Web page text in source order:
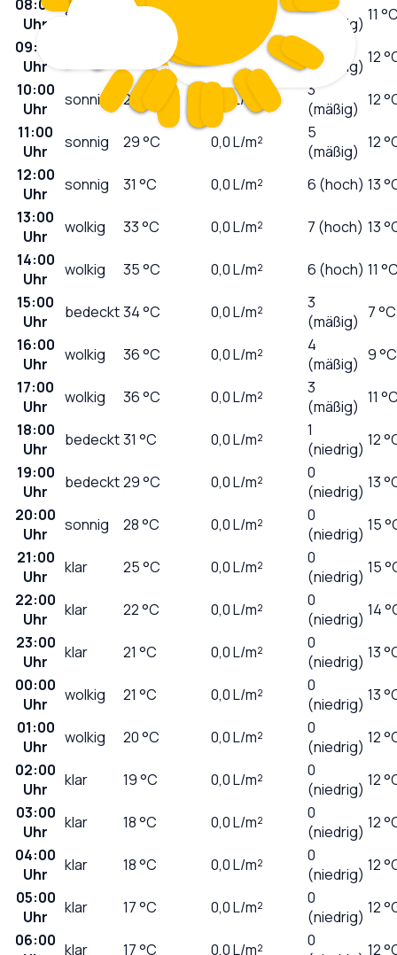
08:00
Uhr
sonnig °C
(niedrig) 11
09:00
Uhr
L/m²
2
(niedrig) 12
10:00
Uhr
sonnig 27 L/m²
3
(mäßig) 12
11:00
Uhr
sonnig 29°C 0,0L/m²
5
(mäßig) 12
12:00
Uhr
sonnig 31 °C 0,0L/m² 6 (hoch) 13
13:00
Uhr
wolkig 33°C 0,0L/m² 7 (hoch) 13
14:00
Uhr
wolkig 35°C 0,0L/m² 6 (hoch) 11
15:00
Uhr
bedeckt34°C 0,0L/m²
3
(mäßig) 7 °C
16:00
Uhr
wolkig 36°C 0,0L/m²
4
(mäßig) 9 °C
17:00
Uhr
wolkig 36°C 0,0L/m²
3
(mäßig) 11
18:00
Uhr
bedeckt31 °C 0,0L/m²
1
(niedrig) 12
19:00
Uhr
bedeckt29°C 0,0L/m²
0
(niedrig) 13
20:00
Uhr
sonnig 28°C 0,0L/m²
0
(niedrig) 15
21:00
Uhr
klar 25°C 0,0L/m²
0
(niedrig) 15
22:00
Uhr
klar 22°C 0,0L/m²
0
(niedrig) 14
23:00
Uhr
klar 21 °C 0,0L/m²
0
(niedrig) 13
00:00
Uhr
wolkig 21 °C 0,0L/m²
0
(niedrig) 13
01:00
Uhr
wolkig 20°C 0,0L/m²
0
(niedrig) 12
02:00
Uhr
klar 19°C 0,0L/m²
0
(niedrig) 12
03:00
Uhr
klar 18°C 0,0L/m²
0
(niedrig) 12
04:00
Uhr
klar 18°C 0,0L/m²
0
(niedrig) 12
05:00
Uhr
klar 17°C 0,0L/m²
0
(niedrig) 12
06:00 klar 17°C 0,0L/m²
0
12